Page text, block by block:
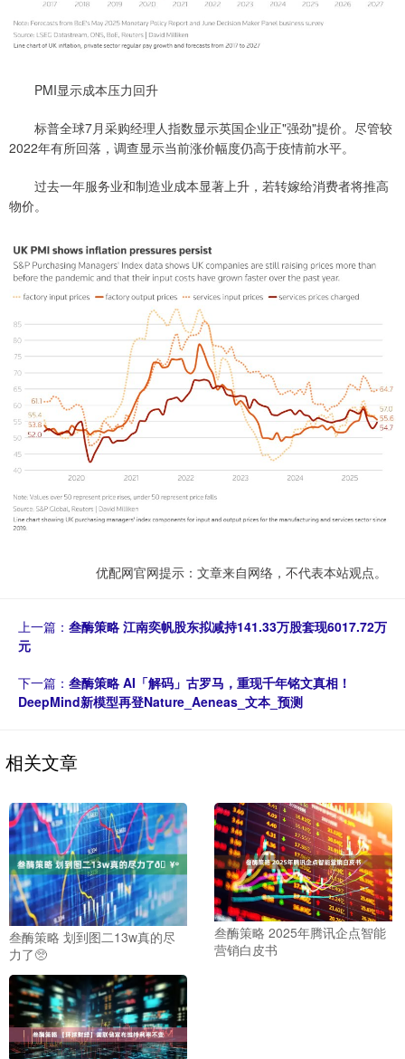
PMI显示成本压力回升
标普全球7月采购经理人指数显示英国企业正"强劲"提价。尽管较
2022年有所回落，调查显示当前涨价幅度仍高于疫情前水平。
过去一年服务业和制造业成本显著上升，若转嫁给消费者将推高
物价。
优配网官网提示：文章来自网络，不代表本站观点。
上一篇： 叁酶策略 江南奕帆股东拟减持141.33万股套现6017.72万
元
下一篇： 叁酶策略 AI「解码」古罗马，重现千年铭文真相！
DeepMind新模型再登Nature_Aeneas_文本_预测
相关文章
叁酶策略 划到图二13w真的尽
力了🥺
叁酶策略 2025年腾讯企点智能
营销白皮书